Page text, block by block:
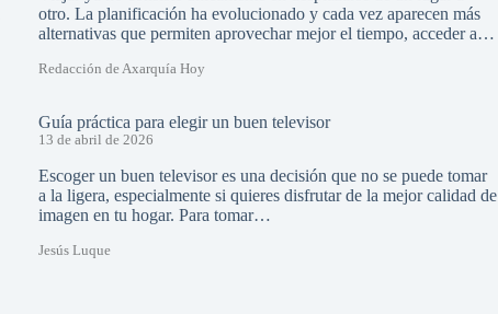
otro. La planificación ha evolucionado y cada vez aparecen más
alternativas que permiten aprovechar mejor el tiempo, acceder a…
Redacción de Axarquía Hoy
Guía práctica para elegir un buen televisor
13 de abril de 2026
Escoger un buen televisor es una decisión que no se puede tomar
a la ligera, especialmente si quieres disfrutar de la mejor calidad de
imagen en tu hogar. Para tomar…
Jesús Luque